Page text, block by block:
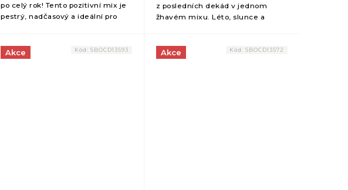
po celý rok! Tento pozitivní mix je
pestrý, nadčasový a ideální pro
po...
z posledních dekád v jednom
žhavém mixu. Léto, slunce a
Akce Kód: SBOCD13593 Akce Kód: SBOCD13572